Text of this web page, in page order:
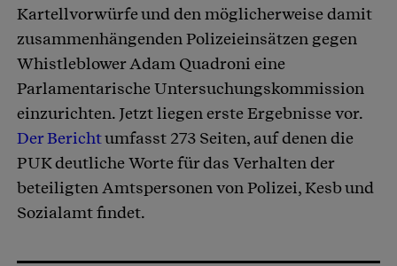
Kartellvorwürfe und den möglicherweise damit
zusammenhängenden Polizeieinsätzen gegen
Whistleblower Adam Quadroni eine
Parlamentarische Untersuchungskommission
einzurichten. Jetzt liegen erste Ergebnisse vor.
Der Berichtumfasst 273 Seiten, auf denen die
PUK deutliche Worte für das Verhalten der
beteiligten Amtspersonen von Polizei, Kesb und
Sozialamt findet.